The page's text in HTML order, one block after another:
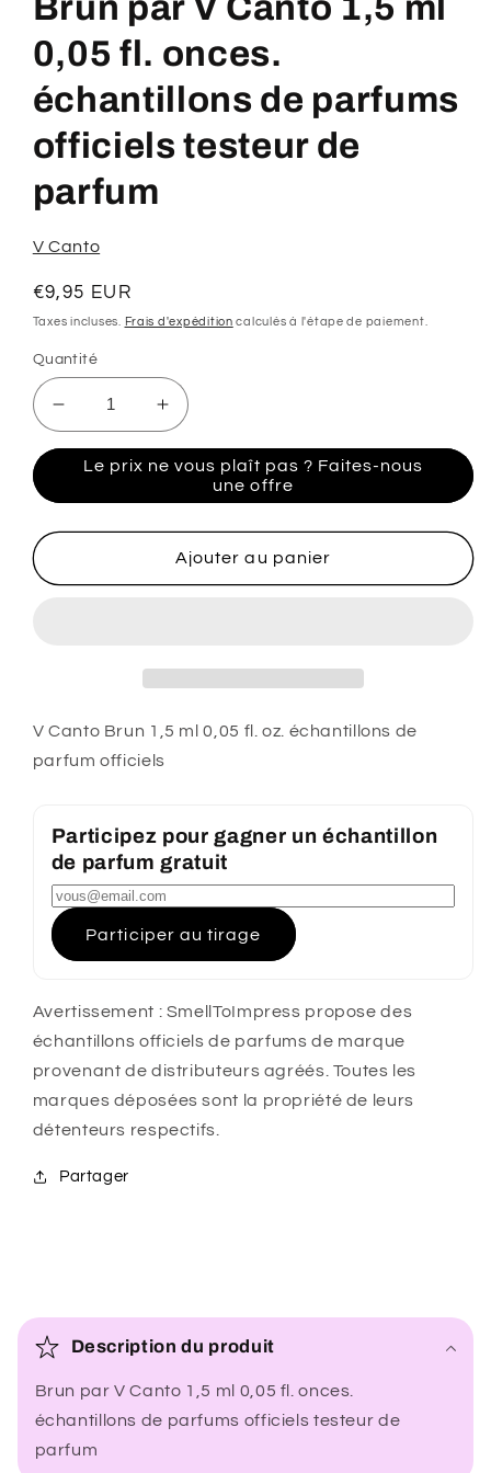
dans
une
fenêtre
modale
Brun par V Canto 1,5 ml
0,05 fl. onces.
échantillons de parfums
officiels testeur de
parfum
V Canto
Prix
habituel
€9,95 EUR
Taxes incluses. Frais d'expédition calculés à l'étape de paiement.
Quantité
Réduire
la
quantité
Brun
par
Canto
échantillons
de
testeur
de
parfum
Augmenter
la
quantité
Brun
par
Canto
échantillons
de
testeur
de
parfum
Le prix ne vous plaît pas ? Faites-nous
une offre
Ajouter au panier
V Canto Brun 1,5 ml 0,05 fl. oz. échantillons de
parfum officiels
Participez pour gagner un échantillon
de parfum gratuit
Participer au tirage
Avertissement : SmellToImpress propose des
échantillons officiels de parfums de marque
provenant de distributeurs agréés. Toutes les
marques déposées sont la propriété de leurs
détenteurs respectifs.
Partager
o
Description du produit
Brun par V Canto 1,5 ml 0,05 fl. onces.
échantillons de parfums officiels testeur de
parfum